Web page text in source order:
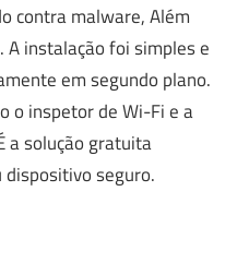
contra malware, Além
instalação foi simples e
em segundo plano.
o inspetor de Wi-Fi e a
a solução gratuita
seguro.